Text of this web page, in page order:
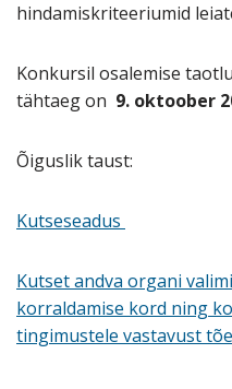
hindamiskriteeriumid
Konkursil osalemise
tähtaeg on 9. oktoober
Õiguslik taust:
Kutseseadus
Kutset andva organi
korraldamise kord ning
tingimustele vastavust